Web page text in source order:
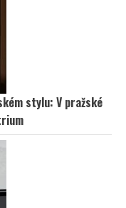
stylu: V pražské